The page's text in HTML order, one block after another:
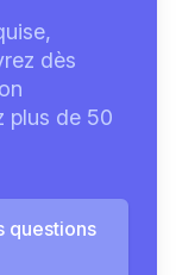
dès
plus de 50
questions